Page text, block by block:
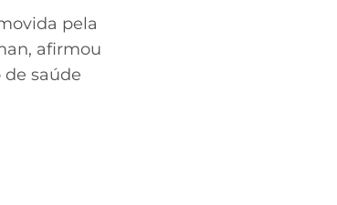
pela
afirmou
saúde